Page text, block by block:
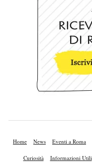
Home News Eventi a Roma
Curiosità Informazioni Utili